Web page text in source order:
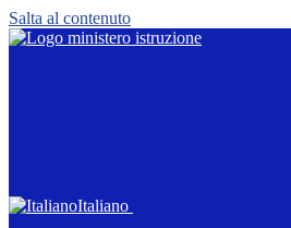
Salta al contenuto
Italiano